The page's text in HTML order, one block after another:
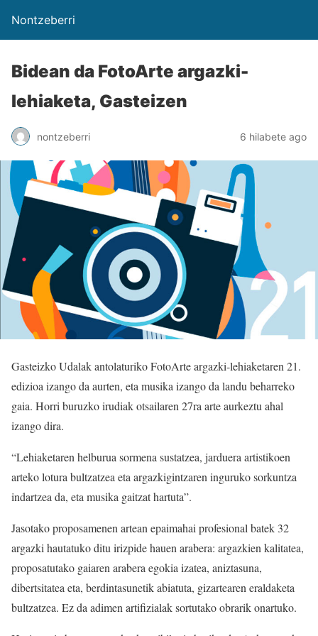
Nontzeberri
Bidean da FotoArte argazki-
lehiaketa, Gasteizen
nontzeberri 6 hilabete ago
Gasteizko Udalak antolaturiko FotoArte argazki-lehiaketaren 21.
edizioa izango da aurten, eta musika izango da landu beharreko
gaia. Horri buruzko irudiak otsailaren 27ra arte aurkeztu ahal
izango dira.
“Lehiaketaren helburua sormena sustatzea, jarduera artistikoen
arteko lotura bultzatzea eta argazkigintzaren inguruko sorkuntza
indartzea da, eta musika gaitzat hartuta”.
Jasotako proposamenen artean epaimahai profesional batek 32
argazki hautatuko ditu irizpide hauen arabera: argazkien kalitatea,
proposatutako gaiaren arabera egokia izatea, aniztasuna,
dibertsitatea eta, berdintasunetik abiatuta, gizartearen eraldaketa
bultzatzea. Ez da adimen artifizialak sortutako obrarik onartuko.